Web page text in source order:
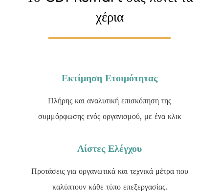
χέρια
Εκτίμηση Ετοιμότητας
Πλήρης και αναλυτική επισκόπηση της
συμμόρφωσης ενός οργανισμού, με ένα κλικ
Λίστες Ελέγχου
Προτάσεις για οργανωτικά και τεχνικά μέτρα που
καλύπτουν κάθε τύπο επεξεργασίας.